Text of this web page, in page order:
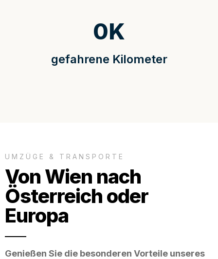
gefahrene Kilometer
0K
UMZÜGE & TRANSPORTE
Von Wien nach
Österreich oder
Europa
Genießen Sie die besonderen Vorteile unseres